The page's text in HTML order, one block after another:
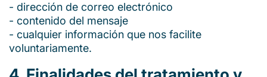
- dirección de correo electrónico
- contenido del mensaje
- cualquier información que nos facilite
voluntariamente.